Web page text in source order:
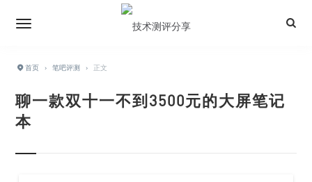
首页 › 笔吧评测 › 正文
聊一款双十一不到3500元的大屏笔记
本